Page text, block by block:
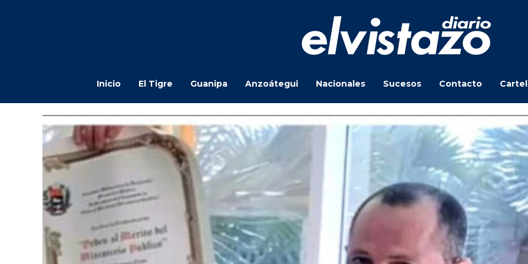
Inicio El Tigre Guanipa Anzoátegui Nacionales Sucesos Contacto